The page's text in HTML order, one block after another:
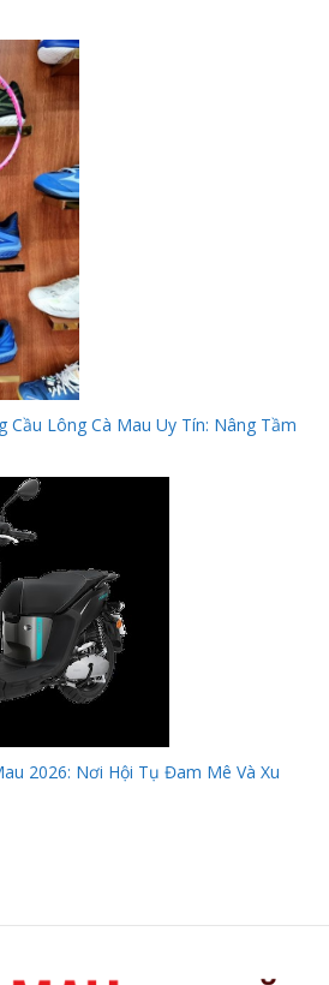
Cầu Lông Cà Mau Uy Tín: Nâng Tầm
2026: Nơi Hội Tụ Đam Mê Và Xu